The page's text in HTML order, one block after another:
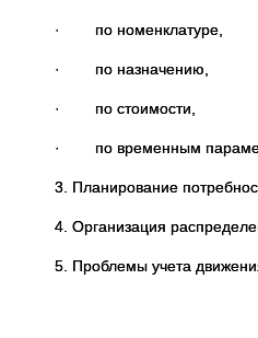
· по номенклатуре,
· по назначению,
· по стоимости,
· по временным
3. Планирование
4. Организация
5. Проблемы учета